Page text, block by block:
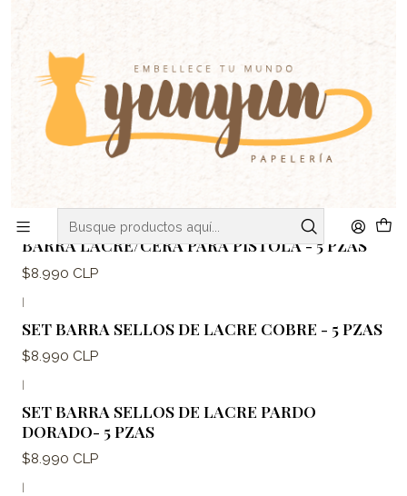
ENVIOS DE MARTES A VIERNES - RETIRO EN VIÑA DEL MAR
Inicio SELLOS & TIMBRES Sellos de Lacre Lacre
Barra
|
BARRA LACRE/CERA PARA PISTOLA - 5 PZAS
$8.990 CLP
|
SET BARRA SELLOS DE LACRE COBRE - 5 PZAS
$8.990 CLP
SET BARRA SELLOS DE LACRE PARDO
DORADO- 5 PZAS
$8.990 CLP